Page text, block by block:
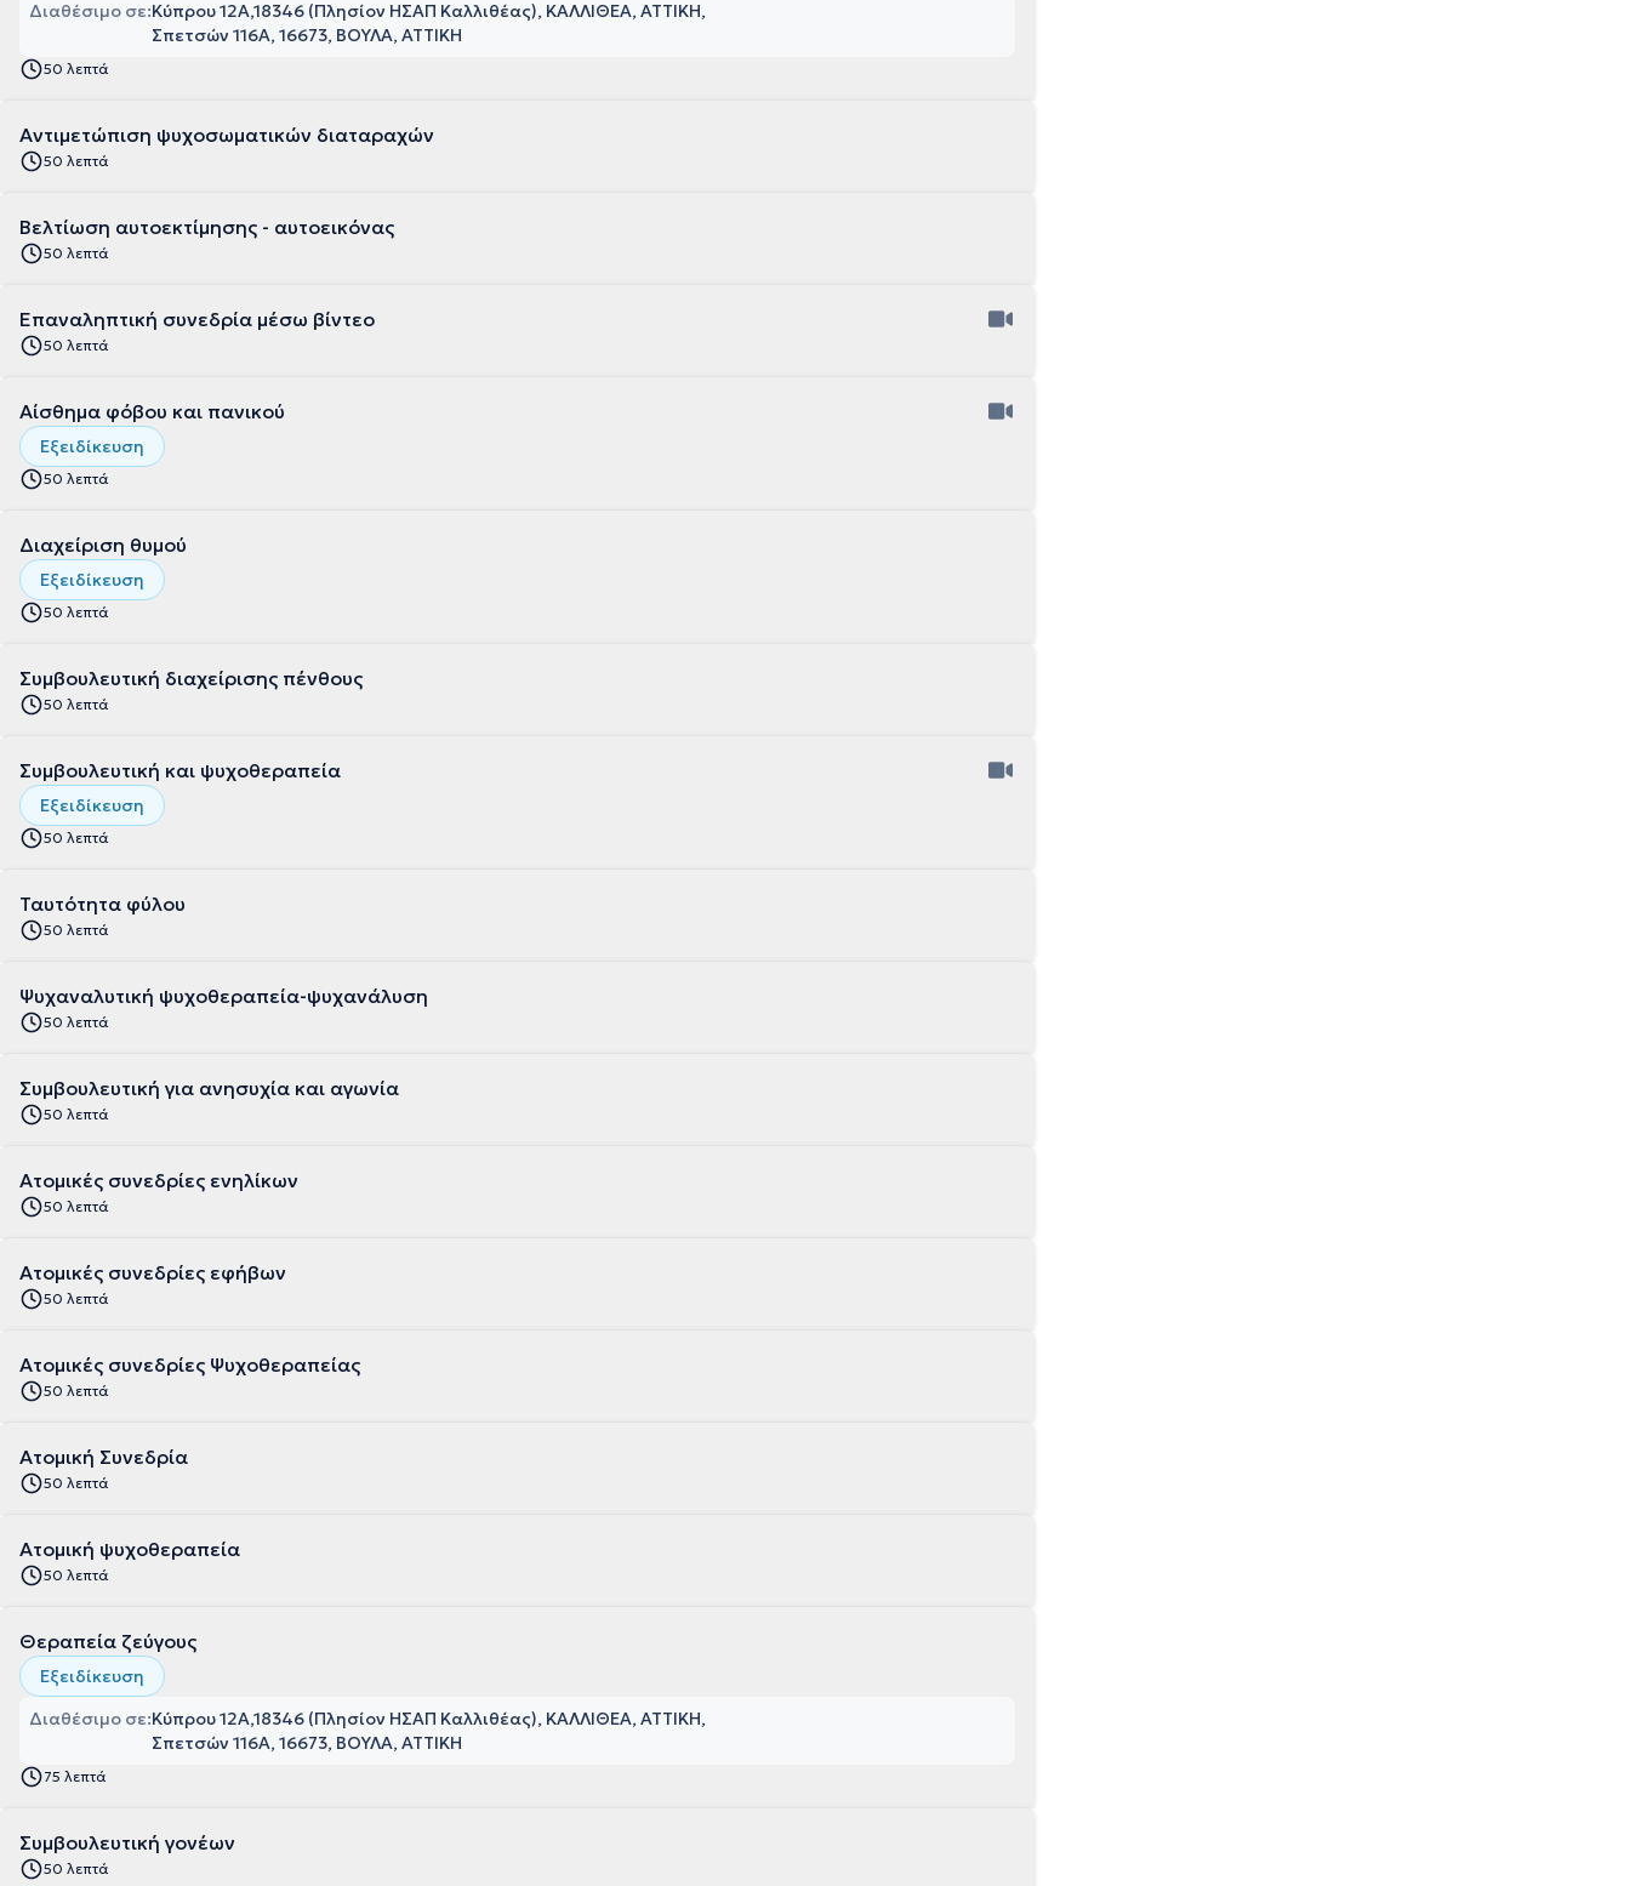
Διαθέσιμο σε:Κύπρου 12Α,18346 (Πλησίον ΗΣΑΠ Καλλιθέας), ΚΑΛΛΙΘΕΑ, ΑΤΤΙΚΗ
Σπετσών 116Α, 16673, ΒΟΥΛΑ, ΑΤΤΙΚΗ
50 λεπτά
Αντιμετώπιση ψυχοσωματικών διαταραχών
50 λεπτά
Βελτίωση αυτοεκτίμησης - αυτοεικόνας
50 λεπτά
Επαναληπτική συνεδρία μέσω βίντεο
50 λεπτά
Αίσθημα φόβου και πανικού
Εξειδίκευση
50 λεπτά
Διαχείριση θυμού
Εξειδίκευση
50 λεπτά
Συμβουλευτική διαχείρισης πένθους
50 λεπτά
Συμβουλευτική και ψυχοθεραπεία
Εξειδίκευση
50 λεπτά
Ταυτότητα φύλου
50 λεπτά
Ψυχαναλυτική ψυχοθεραπεία-ψυχανάλυση
50 λεπτά
Συμβουλευτική για ανησυχία και αγωνία
50 λεπτά
Ατομικές συνεδρίες ενηλίκων
50 λεπτά
Ατομικές συνεδρίες εφήβων
50 λεπτά
Ατομικές συνεδρίες Ψυχοθεραπείας
50 λεπτά
Ατομική Συνεδρία
50 λεπτά
Ατομική ψυχοθεραπεία
50 λεπτά
Θεραπεία ζεύγους
Εξειδίκευση
Διαθέσιμο σε:Κύπρου 12Α,18346 (Πλησίον ΗΣΑΠ Καλλιθέας), ΚΑΛΛΙΘΕΑ, ΑΤΤΙΚΗ
Σπετσών 116Α, 16673, ΒΟΥΛΑ, ΑΤΤΙΚΗ
75 λεπτά
Συμβουλευτική γονέων
50 λεπτά